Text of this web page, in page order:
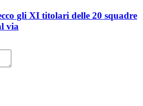
gli XI titolari delle 20 squadre
via